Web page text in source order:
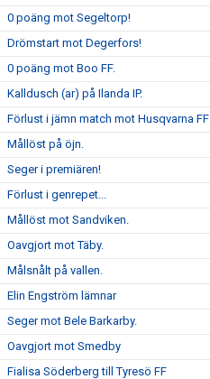
0 poäng mot Segeltorp!
Drömstart mot Degerfors!
0 poäng mot Boo FF.
Kalldusch (ar) på Ilanda IP.
Förlust i jämn match mot Husqvarna FF
Mållöst på öjn.
Seger i premiären!
Förlust i genrepet...
Mållöst mot Sandviken.
Oavgjort mot Täby.
Målsnålt på vallen.
Elin Engström lämnar
Seger mot Bele Barkarby.
Oavgjort mot Smedby
Fialisa Söderberg till Tyresö FF